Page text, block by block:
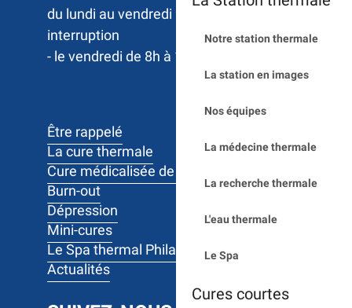
Notre station thermale
La station en images
Nos équipes
La médecine thermale
La recherche thermale
L'eau thermale
Le Spa
Cures courtes
du lundi au vendredi 9h à 17h sans
interruption
- le vendredi de 8h à 12h
Être rappelé
La cure thermale
Cure médicalisée de 10 jours
Burn-out
Dépression
Mini-cures
Le Spa thermal Philae
Actualités